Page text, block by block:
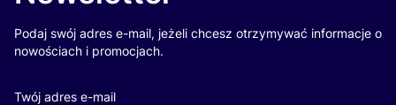
Podaj swój adres e-mail, jeżeli chcesz otrzymywać informacje o
nowościach i promocjach.
Twój adres e-mail